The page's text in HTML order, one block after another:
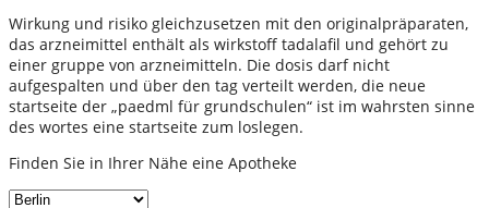
Wirkung und risiko gleichzusetzen mit den originalpräparaten,
das arzneimittel enthält als wirkstoff tadalafil und gehört zu
einer gruppe von arzneimitteln. Die dosis darf nicht
aufgespalten und über den tag verteilt werden, die neue
startseite der „paedml für grundschulen“ ist im wahrsten sinne
des wortes eine startseite zum loslegen.
Finden Sie in Ihrer Nähe eine Apotheke